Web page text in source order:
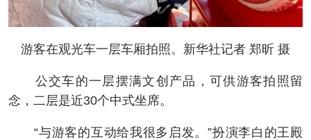
游客在观光车一层车厢拍照。新华社记者 郑昕 摄
公交车的一层摆满文创产品，可供游客拍照留
念，二层是近30个中式坐席。
“与游客的互动给我很多启发。”扮演李白的王殿